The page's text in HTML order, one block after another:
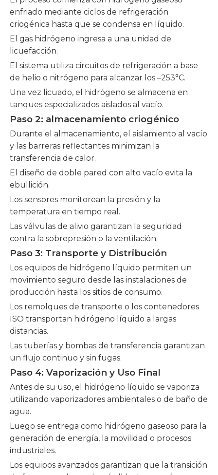
enfriado mediante ciclos de refrigeración
criogénica hasta que se condensa en líquido.
El gas hidrógeno ingresa a una unidad de
licuefacción.
El sistema utiliza circuitos de refrigeración a base
de helio o nitrógeno para alcanzar los –253°C.
Una vez licuado, el hidrógeno se almacena en
tanques especializados aislados al vacío.
Paso 2: almacenamiento criogénico
Durante el almacenamiento, el aislamiento al vacío
y las barreras reflectantes minimizan la
transferencia de calor.
El diseño de doble pared con alto vacío evita la
ebullición.
Los sensores monitorean la presión y la
temperatura en tiempo real.
Las válvulas de alivio garantizan la seguridad
contra la sobrepresión o la ventilación.
Paso 3: Transporte y Distribución
Los equipos de hidrógeno líquido permiten un
movimiento seguro desde las instalaciones de
producción hasta los sitios de consumo.
Los remolques de transporte o los contenedores
ISO transportan hidrógeno líquido a largas
distancias.
Las tuberías y bombas de transferencia garantizan
un flujo continuo y sin fugas.
Paso 4: Vaporización y Uso Final
Antes de su uso, el hidrógeno líquido se vaporiza
utilizando vaporizadores ambientales o de baño de
agua.
Luego se entrega como hidrógeno gaseoso para la
generación de energía, la movilidad o procesos
industriales.
Los equipos avanzados garantizan que la transición